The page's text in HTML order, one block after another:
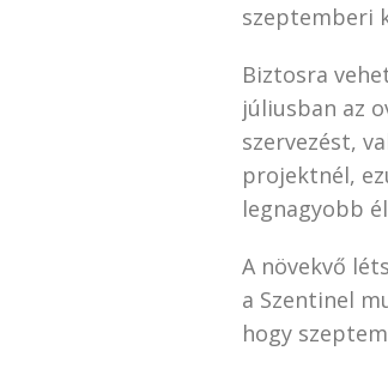
szeptemberi
Biztosra
júliusban az
szervezést,
projektnél,
legnagyobb
A növekvő
a Szentinel
hogy